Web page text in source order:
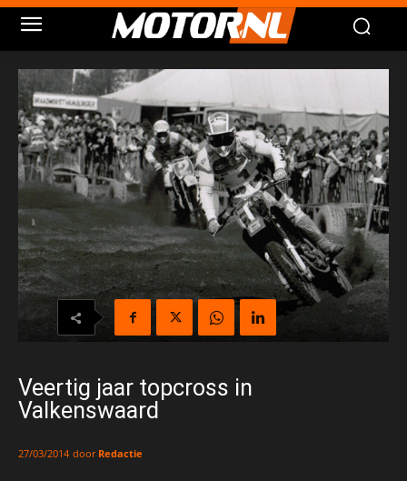
Veertig jaar topcross in
Valkenswaard
27/03/2014 door Redactie